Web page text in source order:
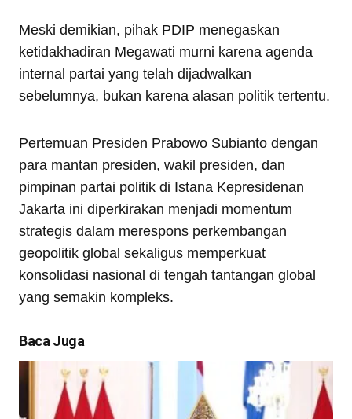
Meski demikian, pihak PDIP menegaskan
ketidakhadiran Megawati murni karena agenda
internal partai yang telah dijadwalkan
sebelumnya, bukan karena alasan politik tertentu.
Pertemuan Presiden Prabowo Subianto dengan
para mantan presiden, wakil presiden, dan
pimpinan partai politik di Istana Kepresidenan
Jakarta ini diperkirakan menjadi momentum
strategis dalam merespons perkembangan
geopolitik global sekaligus memperkuat
konsolidasi nasional di tengah tantangan global
yang semakin kompleks.
Baca Juga